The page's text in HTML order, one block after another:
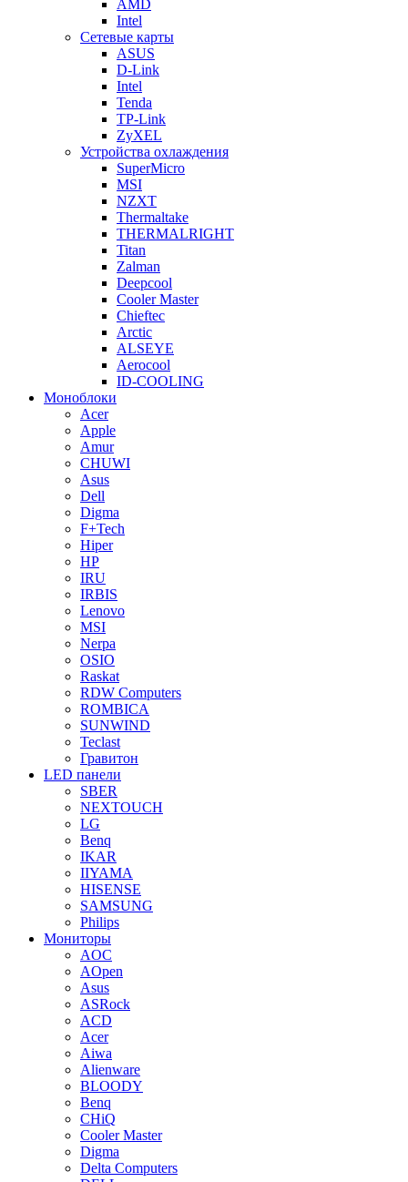
AMD
Intel
Сетевые карты
ASUS
D-Link
Intel
Tenda
TP-Link
ZyXEL
Устройства охлаждения
SuperMicro
MSI
NZXT
Thermaltake
THERMALRIGHT
Titan
Zalman
Deepcool
Cooler Master
Chieftec
Arctic
ALSEYE
Aerocool
ID-COOLING
Моноблоки
Acer
Apple
Amur
CHUWI
Asus
Dell
Digma
F+Tech
Hiper
HP
IRU
IRBIS
Lenovo
MSI
Nerpa
OSIO
Raskat
RDW Computers
ROMBICA
SUNWIND
Teclast
Гравитон
LED панели
SBER
NEXTOUCH
LG
Benq
IKAR
IIYAMA
HISENSE
SAMSUNG
Philips
Мониторы
AOC
AOpen
Asus
ASRock
ACD
Acer
Aiwa
Alienware
BLOODY
Benq
CHiQ
Cooler Master
Digma
Delta Computers